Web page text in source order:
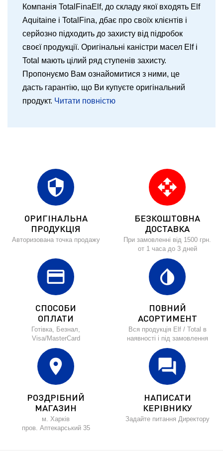
Компанія TotalFinaElf, до складу якої входять Elf
Aquitaine і TotalFina, дбає про своїх клієнтів і
серйозно підходить до захисту від підробок
своєї продукції. Оригінальні каністри масел Elf і
Total мають цілий ряд ступенів захисту.
Пропонуємо Вам ознайомитися з ними, це
дасть гарантію, що Ви купуєте оригінальний
продукт. Читати повністю
security
ОРИГІНАЛЬНА
ПРОДУКЦІЯ
Авторизована точка продажу
open_with
БЕЗКОШТОВНА
ДОСТАВКА
При замовленні від 1500 грн.
от 1 часа до 3 дней
credit_card
СПОСОБИ
ОПЛАТИ
Готівка, Безнал,
Visa/MasterCard
invert_colors
ПОВНИЙ
АСОРТИМЕНТ
Вся продукція Elf / Total в
наявності і під замовлення
location_on
РОЗДРІБНИЙ
МАГАЗИН
м. Харків
пров. Аптекарський 35
forum
НАПИСАТИ
КЕРІВНИКУ
Задайте питання Директору